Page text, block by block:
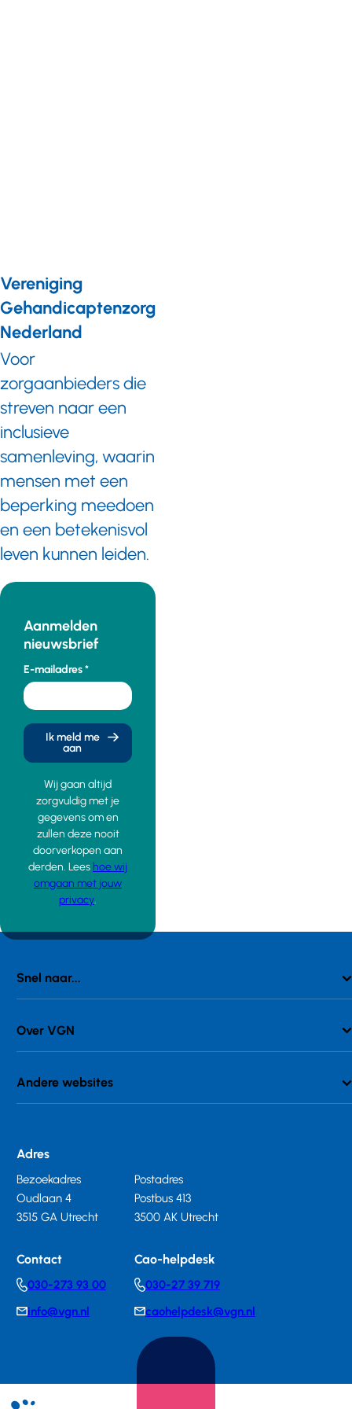
Vereniging
Gehandicaptenzorg
Nederland
Voor
zorgaanbieders die
streven naar een
inclusieve
samenleving, waarin
mensen met een
beperking meedoen
en een betekenisvol
leven kunnen leiden.
Aanmelden
nieuwsbrief
E-mailadres
Ik meld me
aan
Wij gaan altijd
zorgvuldig met je
gegevens om en
zullen deze nooit
doorverkopen aan
derden. Lees hoe wij
omgaan met jouw
privacy.
Snel naar...
Over VGN
Andere websites
Adres
Bezoekadres
Oudlaan 4
3515 GA Utrecht
Postadres
Postbus 413
3500 AK Utrecht
Contact
Telephonenumber
030-273 93 00
E-info@vgn.nl
Cao-helpdesk
Telephonenumber
030-27 39 719
E-
mail
caohelpdesk@vgn.nl